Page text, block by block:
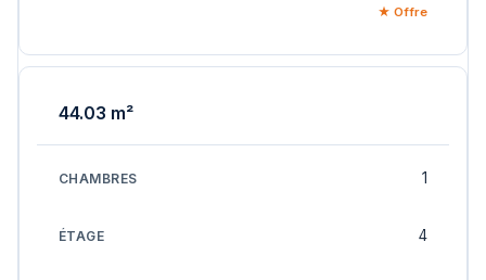
★ Offre
44.03 m²
1
4